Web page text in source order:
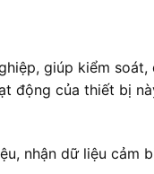
giúp kiểm
động của thiết bị
nhận dữ liệu cảm